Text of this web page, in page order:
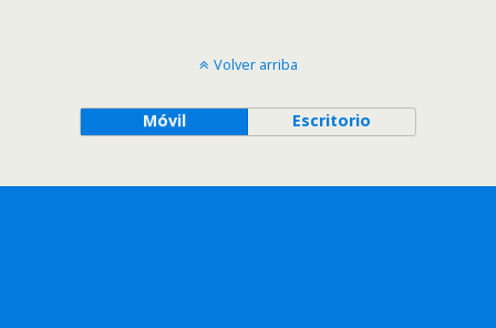
Volver arriba
Móvil Escritorio